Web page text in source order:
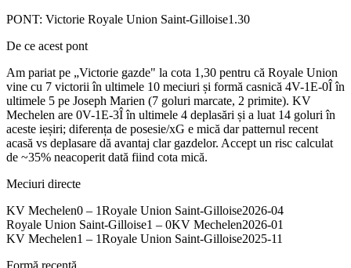
PONT: Victorie Royale Union Saint-Gilloise1.30
De ce acest pont
Am pariat pe „Victorie gazde" la cota 1,30 pentru că Royale Union
vine cu 7 victorii în ultimele 10 meciuri și formă casnică 4V-1E-0Î în
ultimele 5 pe Joseph Marien (7 goluri marcate, 2 primite). KV
Mechelen are 0V-1E-3Î în ultimele 4 deplasări și a luat 14 goluri în
aceste ieșiri; diferența de posesie/xG e mică dar patternul recent
acasă vs deplasare dă avantaj clar gazdelor. Accept un risc calculat
de ~35% neacoperit dată fiind cota mică.
Meciuri directe
KV Mechelen0 – 1Royale Union Saint-Gilloise2026-04
Royale Union Saint-Gilloise1 – 0KV Mechelen2026-01
KV Mechelen1 – 1Royale Union Saint-Gilloise2025-11
Formă recentă